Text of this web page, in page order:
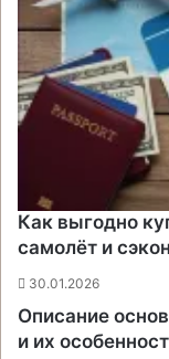
Как выгодно
самолёт и
30.01.2026
Описание
и их